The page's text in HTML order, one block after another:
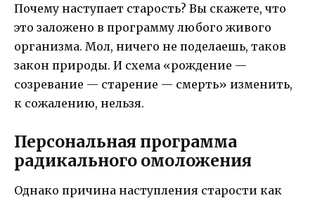
Почему наступает старость? Вы скажете, что
это заложено в программу любого живого
организма. Мол, ничего не поделаешь, таков
закон природы. И схема «рождение —
созревание — старение — смерть» изменить,
к сожалению, нельзя.
Персональная программа
радикального омоложения
Однако причина наступления старости как